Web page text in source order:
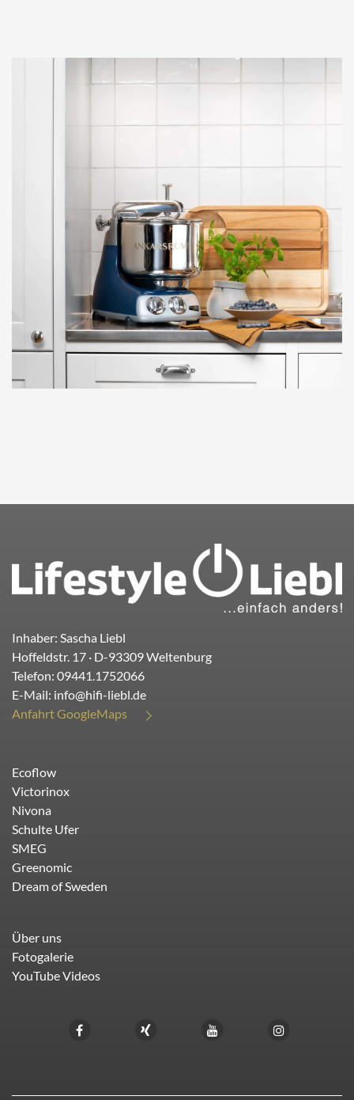
Inhaber: Sascha Liebl
Hoffeldstr. 17 · D-93309Weltenburg
Telefon: 09441.1752066
E-Mail: info@hifi-liebl.de
Anfahrt GoogleMaps
Ecoflow
Victorinox
Nivona
Schulte Ufer
SMEG
Greenomic
Dream of Sweden
Über uns
Fotogalerie
YouTube Videos